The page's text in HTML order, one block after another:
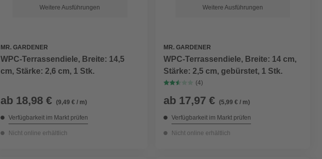
Weitere Ausführungen
MR. GARDENER
WPC-Terrassendiele, Breite: 14,5
cm, Stärke: 2,6 cm, 1 Stk.
ab 18,98 € (9,49 € / m)
Verfügbarkeit im Markt prüfen
Nicht online erhältlich
Weitere Ausführungen
MR. GARDENER
WPC-Terrassendiele, Breite: 14 cm,
Stärke: 2,5 cm, gebürstet, 1 Stk.
(4)
ab 17,97 € (5,99 € / m)
Verfügbarkeit im Markt prüfen
Nicht online erhältlich